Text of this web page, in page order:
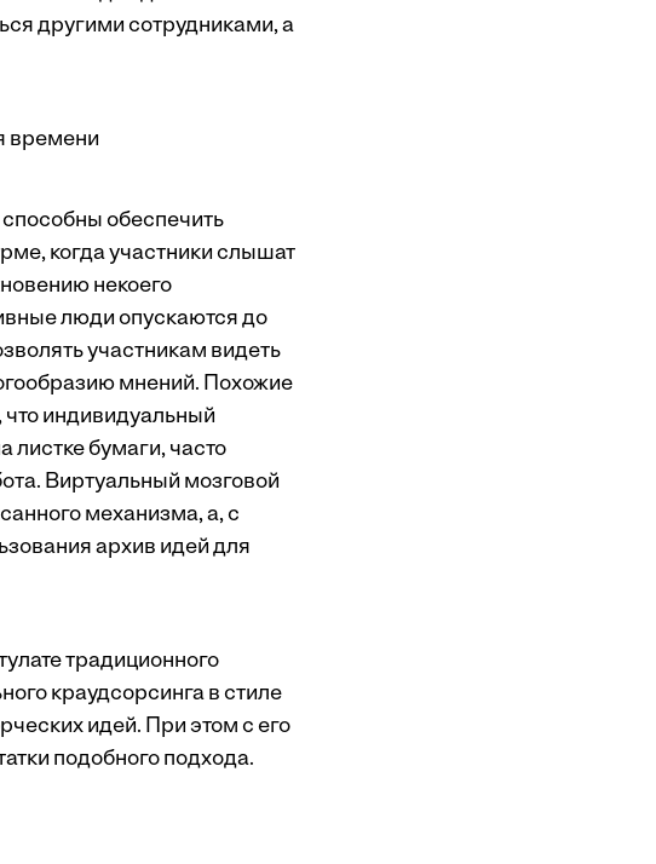
другими сотрудниками, а
времени
обеспечить
когда участники слышат
некоего
люди опускаются до
участникам видеть
мнений. Похожие
индивидуальный
листке бумаги, часто
Виртуальный мозговой
механизма, а, с
архив идей для
традиционного
краудсорсинга в стиле
идей. При этом с его
подобного подхода.